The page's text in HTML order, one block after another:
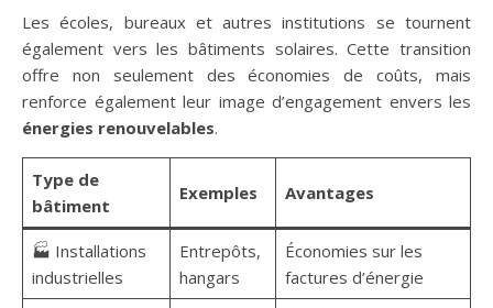
Les écoles, bureaux et autres institutions se tournent
également vers les bâtiments solaires. Cette transition
offre non seulement des économies de coûts, mais
renforce également leur image d’engagement envers les
énergies renouvelables.
Type de
bâtiment
Exemples Avantages
🏭 Installations
industrielles
Entrepôts,
hangars
Économies sur les
factures d’énergie